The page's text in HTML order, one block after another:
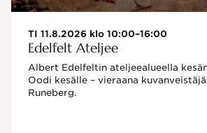
TI 11.8.2026 klo 10:00–16:00
Edelfelt Ateljee
Albert Edelfeltin ateljeealueella
Oodi kesälle – vieraana